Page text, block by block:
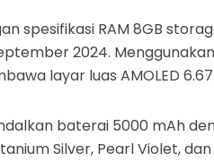
spesifikasi RAM 8GB
2024.
layar luas AMOLED 6.67
baterai 5000 mAh
Silver, Pearl Violet,